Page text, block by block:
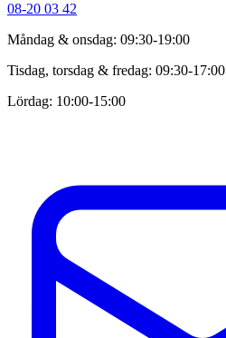
08-20 03 42
Måndag & onsdag: 09:30-19:00
Tisdag, torsdag & fredag: 09:30-17:00
Lördag: 10:00-15:00